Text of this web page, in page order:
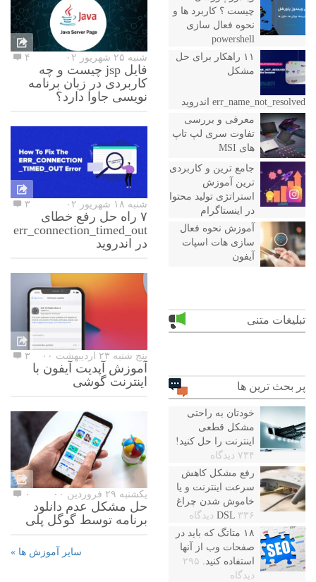
چیست ؟ کاربرد ها و
نحوه فعال سازی
powershell
۱۱ راهکار برای حل
مشکل
err_name_not_resolved اندروید
معرفی و بررسی
تفاوت سری لپ تاپ
های MSI
جامع ترین و کاربردی
ترین آموزش
استراتژی تولید محتوا
در اینستاگرام
آموزش نحوه فعال
سازی هات اسپات
آیفون
تبلیغات متنی
پر بحث ترین ها
خودتان به راحتی
مشکل قطعی
اینترنت را حل کنید!
۷۳۴ دیدگاه
رفع مشکل کاهش
سرعت اینترنت و یا
خاموش شدن چراغ
DSL ۳۳۶ دیدگاه
۱۸ متاتگ که باید در
صفحات وب از آنها
استفاده کنید. ۲۹۵
دیدگاه
شنبه ۲۵ شهریور ۰۲ ۴
فایل jsp چیست و چه
کاربردی در زبان برنامه
نویسی جاوا دارد؟
شنبه ۱۸ شهریور ۰۲ ۳
۷ راه حل رفع خطای
err_connection_timed_out
در اندروید
پنج شنبه ۲۳ اردیبهشت ۰۰ ۳
آموزش آپدیت آیفون با
اینترنت گوشی
یکشنبه ۲۹ فروردین ۰۰ ۰
حل مشکل عدم دانلود
برنامه توسط گوگل پلی
سایر آموزش ها »